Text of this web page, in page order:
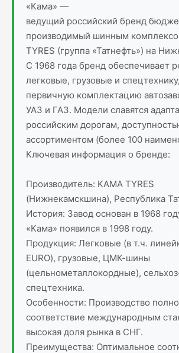
«Кама» —
ведущий российский бренд
производимый шинным
TYRES (группа «Татнефть») на
С 1968 года бренд обеспечивает
легковые, грузовые и
первичную комплектацию
УАЗ и ГАЗ. Модели славятся
российским дорогам,
ассортиментом (более 100
Ключевая информация о бренде:
Производитель: KAMA TYRES
(Нижнекамскшина), Республика
История: Завод основан в 1968
«Кама» появился в 1998 году.
Продукция: Легковые (в т.ч.
EURO), грузовые, ЦМК-шины
(цельнометаллокордные),
спецтехника.
Особенности: Производство
соответствие международным
высокая доля рынка в СНГ.
Преимущества: Оптимальное